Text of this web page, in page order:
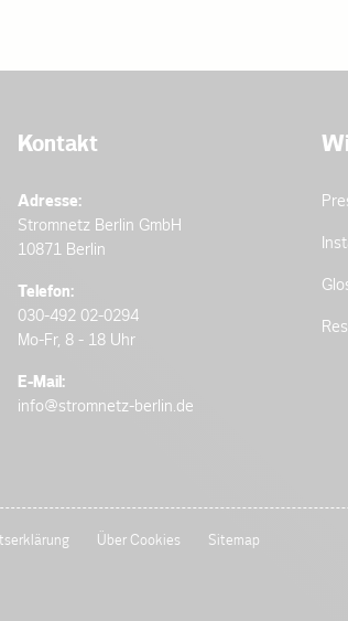
Kontakt
Adresse:
Stromnetz Berlin GmbH
10871 Berlin
Telefon:
030-492 02-0294
Mo-Fr, 8 - 18 Uhr
E-Mail:
info@stromnetz-berlin.de
Über Cookies Sitemap